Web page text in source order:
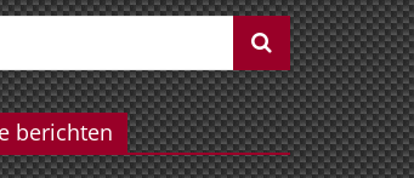
berichten